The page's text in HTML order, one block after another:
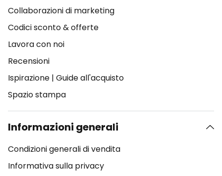
Collaborazioni di marketing
Codici sconto & offerte
Lavora con noi
Recensioni
Ispirazione | Guide all'acquisto
Spazio stampa
Informazioni generali
Condizioni generali di vendita
Informativa sulla privacy